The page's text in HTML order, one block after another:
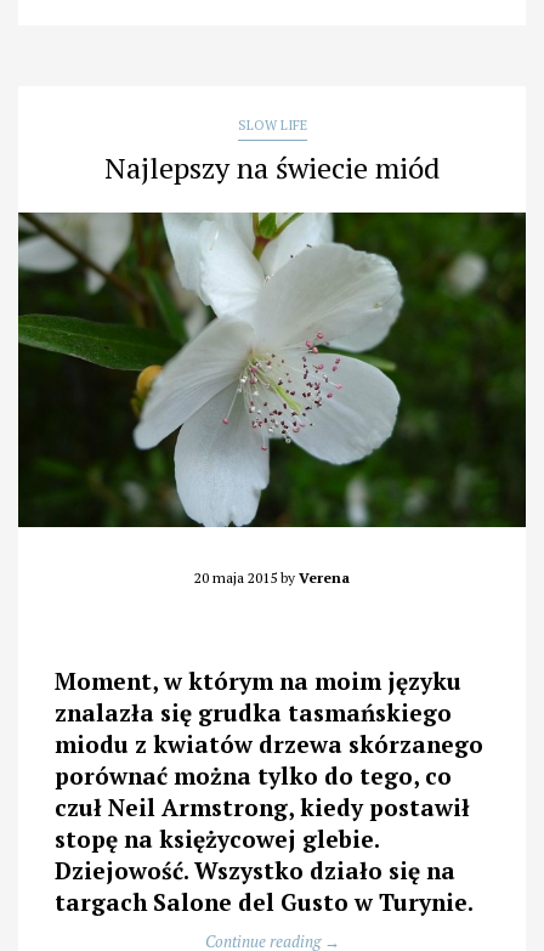
SLOW LIFE
Najlepszy na świecie miód
20 maja 2015 by Verena
Moment, w którym na moim języku
znalazła się grudka tasmańskiego
miodu z kwiatów drzewa skórzanego
porównać można tylko do tego, co
czuł Neil Armstrong, kiedy postawił
stopę na księżycowej glebie.
Dziejowość. Wszystko działo się na
targach Salone del Gusto w Turynie.
Continue reading „Najlepszy
→